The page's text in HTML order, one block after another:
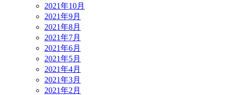
2021年10月
2021年9月
2021年8月
2021年7月
2021年6月
2021年5月
2021年4月
2021年3月
2021年2月